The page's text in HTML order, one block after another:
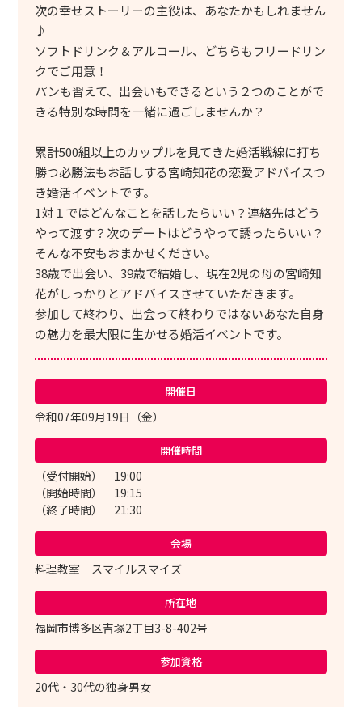
次の幸せストーリーの主役は、あなたかもしれません
♪
ソフトドリンク＆アルコール、どちらもフリードリン
クでご用意！
パンも習えて、出会いもできるという２つのことがで
きる特別な時間を一緒に過ごしませんか？
累計500組以上のカップルを見てきた婚活戦線に打ち
勝つ必勝法もお話しする宮崎知花の恋愛アドバイスつ
き婚活イベントです。
1対１ではどんなことを話したらいい？連絡先はどう
やって渡す？次のデートはどうやって誘ったらいい？
そんな不安もおまかせください。
38歳で出会い、39歳で結婚し、現在2児の母の宮崎知
花がしっかりとアドバイスさせていただきます。
参加して終わり、出会って終わりではないあなた自身
の魅力を最大限に生かせる婚活イベントです。
開催日
令和07年09月19日（金）
開催時間
（受付開始） 19:00
（開始時間） 19:15
（終了時間） 21:30
会場
料理教室 スマイルスマイズ
所在地
福岡市博多区吉塚2丁目3-8-402号
参加資格
20代・30代の独身男女